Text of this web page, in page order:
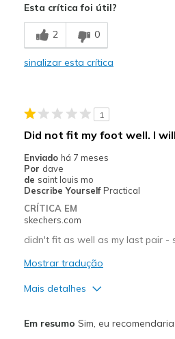
Width
Sizing
Esta crítica foi útil?
2 0
sinalizar esta crítica
1
Did not fit my foot well. I
Enviado há 7 meses
Por dave
de saint louis mo
Describe Yourself Practical
CRÍTICA EM
skechers.com
didn't fit as well as my last pair -
Mostrar tradução
Mais detalhes
Em resumo Sim, eu